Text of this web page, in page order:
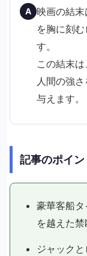
A 映画の結
を胸に刻
す。
この結末
人間の強
与えます。
記事のポイ
豪華客船
を越えた
ジャック